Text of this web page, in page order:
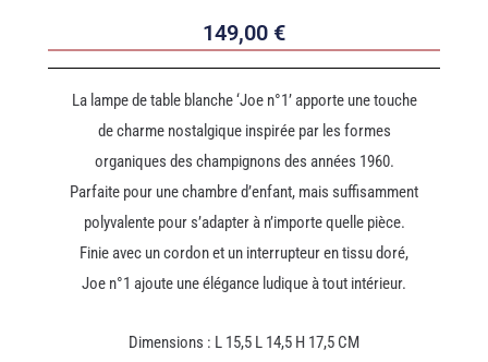
149,00 €
La lampe de table blanche ‘Joe n°1’ apporte une touche
de charme nostalgique inspirée par les formes
organiques des champignons des années 1960.
Parfaite pour une chambre d’enfant, mais suffisamment
polyvalente pour s’adapter à n’importe quelle pièce.
Finie avec un cordon et un interrupteur en tissu doré,
Joe n°1 ajoute une élégance ludique à tout intérieur.
Dimensions : L 15,5 L 14,5 H 17,5 CM